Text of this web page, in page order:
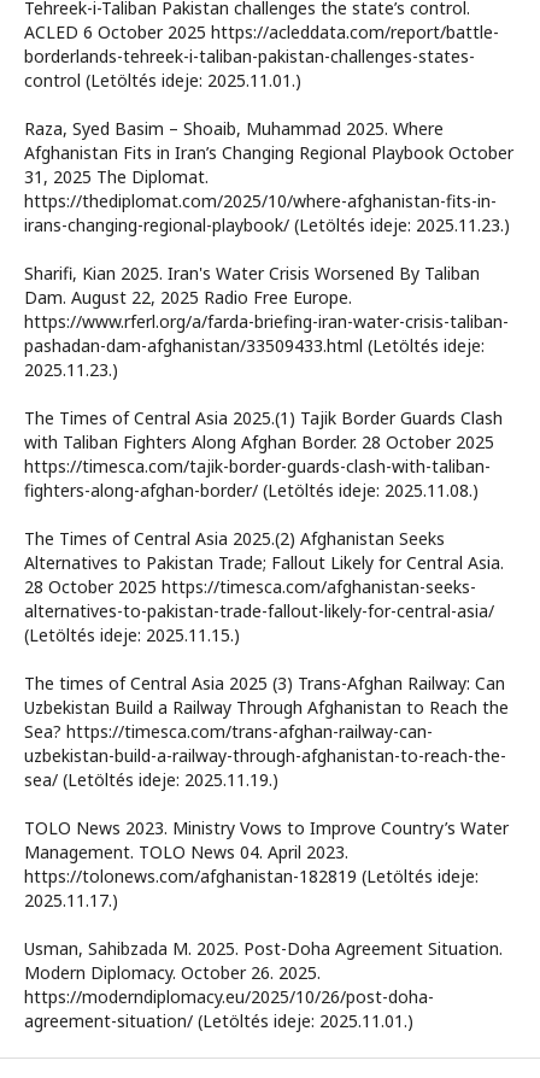
Tehreek-i-Taliban Pakistan challenges the state’s control.
ACLED 6 October 2025 https://acleddata.com/report/battle-
borderlands-tehreek-i-taliban-pakistan-challenges-states-
control (Letöltés ideje: 2025.11.01.)
Raza, Syed Basim – Shoaib, Muhammad 2025. Where
Afghanistan Fits in Iran’s Changing Regional Playbook October
31, 2025 The Diplomat.
https://thediplomat.com/2025/10/where-afghanistan-fits-in-
irans-changing-regional-playbook/ (Letöltés ideje: 2025.11.23.)
Sharifi, Kian 2025. Iran's Water Crisis Worsened By Taliban
Dam. August 22, 2025 Radio Free Europe.
https://www.rferl.org/a/farda-briefing-iran-water-crisis-taliban-
pashadan-dam-afghanistan/33509433.html (Letöltés ideje:
2025.11.23.)
The Times of Central Asia 2025.(1) Tajik Border Guards Clash
with Taliban Fighters Along Afghan Border. 28 October 2025
https://timesca.com/tajik-border-guards-clash-with-taliban-
fighters-along-afghan-border/ (Letöltés ideje: 2025.11.08.)
The Times of Central Asia 2025.(2) Afghanistan Seeks
Alternatives to Pakistan Trade; Fallout Likely for Central Asia.
28 October 2025 https://timesca.com/afghanistan-seeks-
alternatives-to-pakistan-trade-fallout-likely-for-central-asia/
(Letöltés ideje: 2025.11.15.)
The times of Central Asia 2025 (3) Trans-Afghan Railway: Can
Uzbekistan Build a Railway Through Afghanistan to Reach the
Sea? https://timesca.com/trans-afghan-railway-can-
uzbekistan-build-a-railway-through-afghanistan-to-reach-the-
sea/ (Letöltés ideje: 2025.11.19.)
TOLO News 2023. Ministry Vows to Improve Country’s Water
Management. TOLO News 04. April 2023.
https://tolonews.com/afghanistan-182819 (Letöltés ideje:
2025.11.17.)
Usman, Sahibzada M. 2025. Post-Doha Agreement Situation.
Modern Diplomacy. October 26. 2025.
https://moderndiplomacy.eu/2025/10/26/post-doha-
agreement-situation/ (Letöltés ideje: 2025.11.01.)